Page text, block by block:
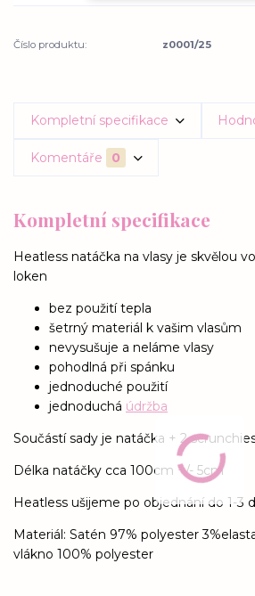
Číslo produktu: z0001/25
Kompletní specifikace
Komentáře 0
Kompletní specifikace
Heatless natáčka na vlasy je skvělou
loken
bez použití tepla
šetrný materiál k vašim vlasům
nevysušuje a neláme vlasy
pohodlná při spánku
jednoduché použití
jednoduchá údržba
Součástí sady je natáčka + 2
Délka natáčky cca 100cm +/- 5cm
Heatless ušijeme po objednání do 1-3
Materiál: Satén 97% polyester
vlákno 100% polyester